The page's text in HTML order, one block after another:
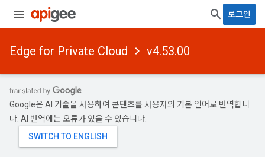
로그인
Edge for Private Cloud v4.53.00
Google은 AI 기술을 사용하여 콘텐츠를 사용자의 기본 언어로 번역합니
다. AI 번역에는 오류가 있을 수 있습니다.